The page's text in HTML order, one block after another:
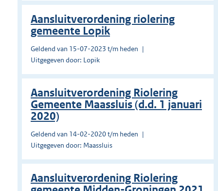
Aansluitverordening riolering
gemeente Lopik
Geldend van 15-07-2023 t/m heden
Uitgegeven door: Lopik
Aansluitverordening Riolering
Gemeente Maassluis (d.d. 1 januari
2020)
Geldend van 14-02-2020 t/m heden
Uitgegeven door: Maassluis
Aansluitverordening Riolering